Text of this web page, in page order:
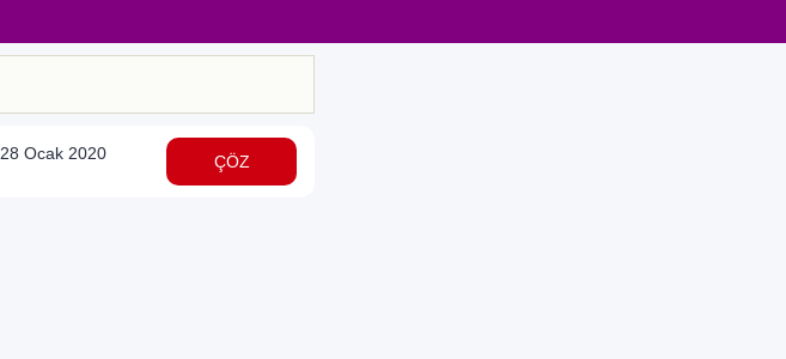
28 Ocak 2020 ÇÖZ